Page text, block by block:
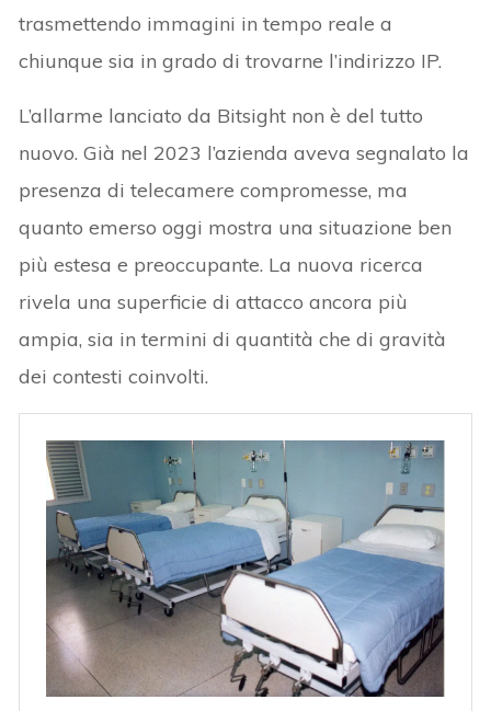
trasmettendo immagini in tempo reale a
chiunque sia in grado di trovarne l’indirizzo IP.
L’allarme lanciato da Bitsight non è del tutto
nuovo. Già nel 2023 l’azienda aveva segnalato la
presenza di telecamere compromesse, ma
quanto emerso oggi mostra una situazione ben
più estesa e preoccupante. La nuova ricerca
rivela una superficie di attacco ancora più
ampia, sia in termini di quantità che di gravità
dei contesti coinvolti.